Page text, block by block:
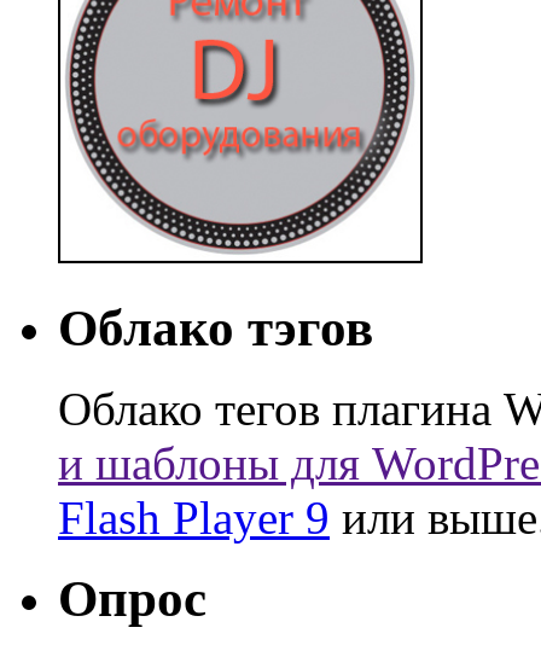
Облако тэгов
Облако тегов плагина
и шаблоны для
Flash Player 9 или
Опрос